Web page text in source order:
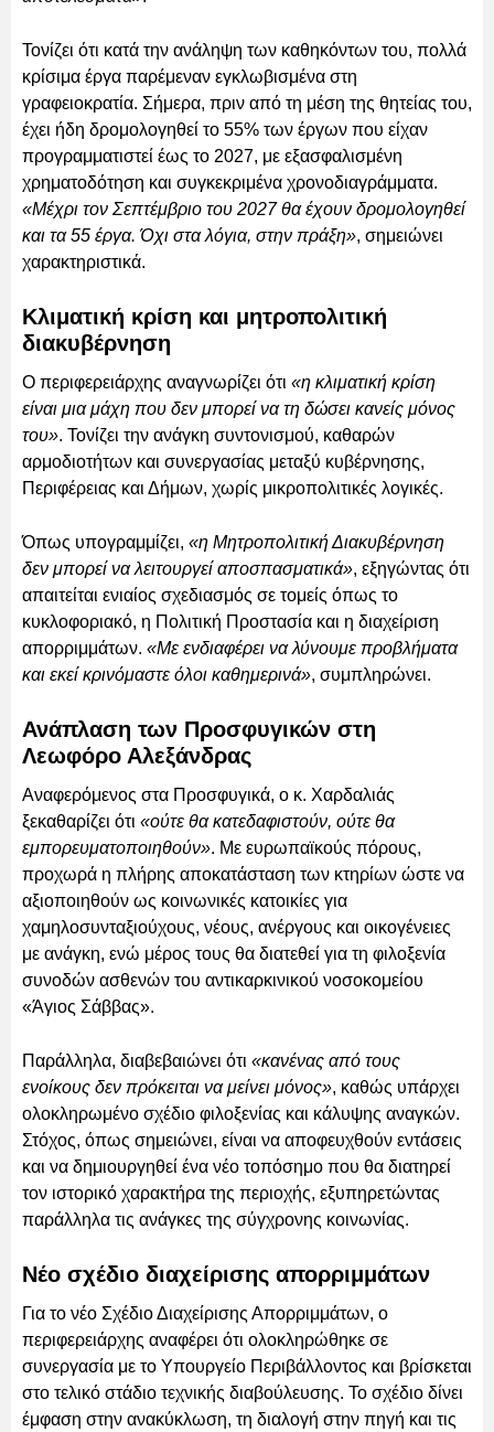
Τονίζει ότι κατά την ανάληψη των καθηκόντων του, πολλά
κρίσιμα έργα παρέμεναν εγκλωβισμένα στη
γραφειοκρατία. Σήμερα, πριν από τη μέση της θητείας του,
έχει ήδη δρομολογηθεί το 55% των έργων που είχαν
προγραμματιστεί έως το 2027, με εξασφαλισμένη
χρηματοδότηση και συγκεκριμένα χρονοδιαγράμματα.
«Μέχρι τον Σεπτέμβριο του 2027 θα έχουν δρομολογηθεί
και τα 55 έργα. Όχι στα λόγια, στην πράξη», σημειώνει
χαρακτηριστικά.
Κλιματική κρίση και μητροπολιτική
διακυβέρνηση
Ο περιφερειάρχης αναγνωρίζει ότι «η κλιματική κρίση
είναι μια μάχη που δεν μπορεί να τη δώσει κανείς μόνος
του». Τονίζει την ανάγκη συντονισμού, καθαρών
αρμοδιοτήτων και συνεργασίας μεταξύ κυβέρνησης,
Περιφέρειας και Δήμων, χωρίς μικροπολιτικές λογικές.
Όπως υπογραμμίζει, «η Μητροπολιτική Διακυβέρνηση
δεν μπορεί να λειτουργεί αποσπασματικά», εξηγώντας ότι
απαιτείται ενιαίος σχεδιασμός σε τομείς όπως το
κυκλοφοριακό, η Πολιτική Προστασία και η διαχείριση
απορριμμάτων. «Με ενδιαφέρει να λύνουμε προβλήματα
και εκεί κρινόμαστε όλοι καθημερινά», συμπληρώνει.
Ανάπλαση των Προσφυγικών στη
Λεωφόρο Αλεξάνδρας
Αναφερόμενος στα Προσφυγικά, ο κ. Χαρδαλιάς
ξεκαθαρίζει ότι «ούτε θα κατεδαφιστούν, ούτε θα
εμπορευματοποιηθούν». Με ευρωπαϊκούς πόρους,
προχωρά η πλήρης αποκατάσταση των κτηρίων ώστε να
αξιοποιηθούν ως κοινωνικές κατοικίες για
χαμηλοσυνταξιούχους, νέους, ανέργους και οικογένειες
με ανάγκη, ενώ μέρος τους θα διατεθεί για τη φιλοξενία
συνοδών ασθενών του αντικαρκινικού νοσοκομείου
«Άγιος Σάββας».
Παράλληλα, διαβεβαιώνει ότι «κανένας από τους
ενοίκους δεν πρόκειται να μείνει μόνος», καθώς υπάρχει
ολοκληρωμένο σχέδιο φιλοξενίας και κάλυψης αναγκών.
Στόχος, όπως σημειώνει, είναι να αποφευχθούν εντάσεις
και να δημιουργηθεί ένα νέο τοπόσημο που θα διατηρεί
τον ιστορικό χαρακτήρα της περιοχής, εξυπηρετώντας
παράλληλα τις ανάγκες της σύγχρονης κοινωνίας.
Νέο σχέδιο διαχείρισης απορριμμάτων
Για το νέο Σχέδιο Διαχείρισης Απορριμμάτων, ο
περιφερειάρχης αναφέρει ότι ολοκληρώθηκε σε
συνεργασία με το Υπουργείο Περιβάλλοντος και βρίσκεται
στο τελικό στάδιο τεχνικής διαβούλευσης. Το σχέδιο δίνει
έμφαση στην ανακύκλωση, τη διαλογή στην πηγή και τις